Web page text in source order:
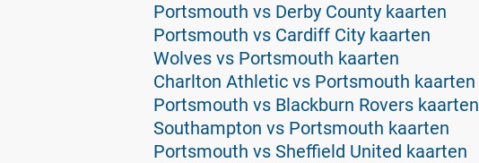
Portsmouth vs Derby County kaarten
Portsmouth vs Cardiff City kaarten
Wolves vs Portsmouth kaarten
Charlton Athletic vs Portsmouth kaarten
Portsmouth vs Blackburn Rovers kaarten
Southampton vs Portsmouth kaarten
Portsmouth vs Sheffield United kaarten